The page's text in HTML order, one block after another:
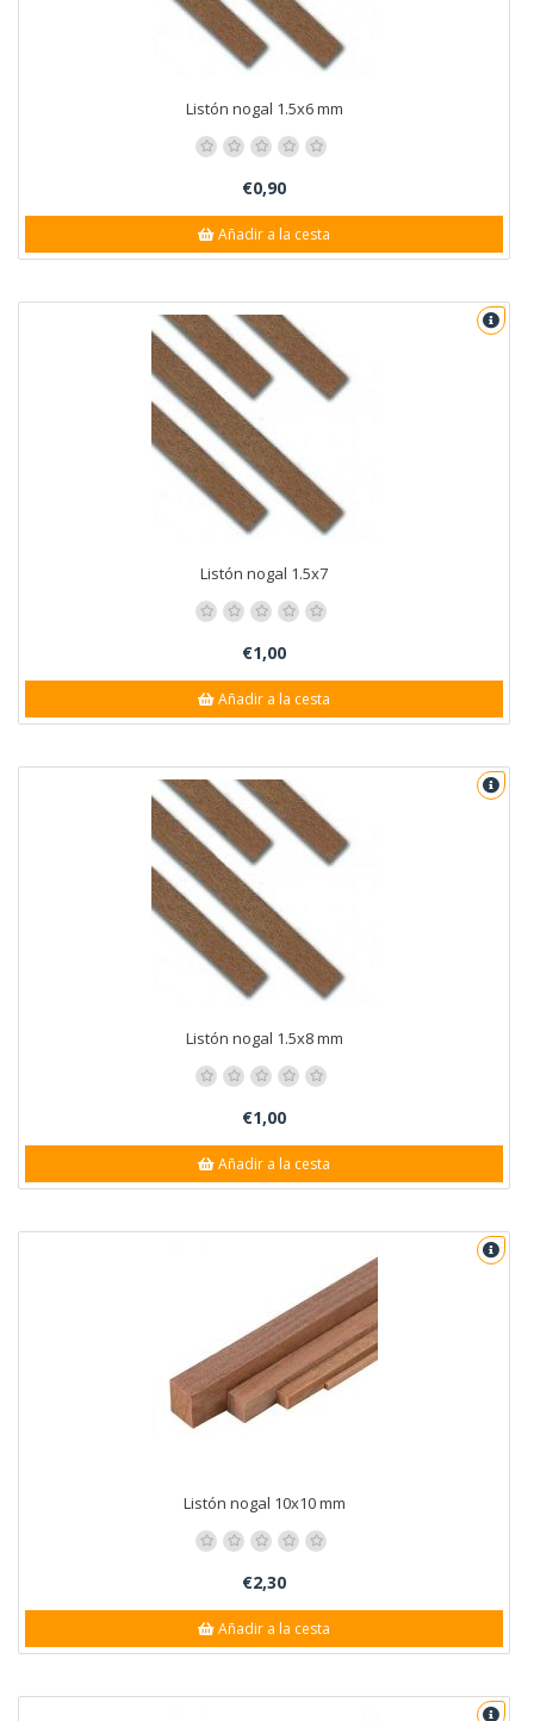
Listón nogal 1.5x6 mm
€0,90
Añadir a la cesta
Listón nogal 1.5x7
€1,00
Añadir a la cesta
Listón nogal 1.5x8 mm
€1,00
Añadir a la cesta
Listón nogal 10x10 mm
€2,30
Añadir a la cesta